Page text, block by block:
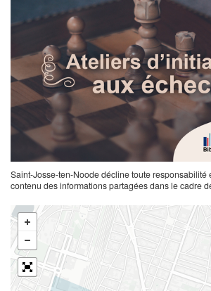
Saint-Josse-ten-Noode décline toute responsabilité
contenu des informations partagées dans le cadre